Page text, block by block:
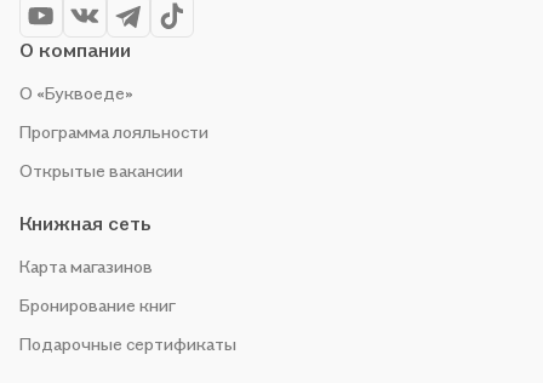
О компании
О «Буквоеде»
Программа лояльности
Открытые вакансии
Книжная сеть
Карта магазинов
Бронирование книг
Подарочные сертификаты